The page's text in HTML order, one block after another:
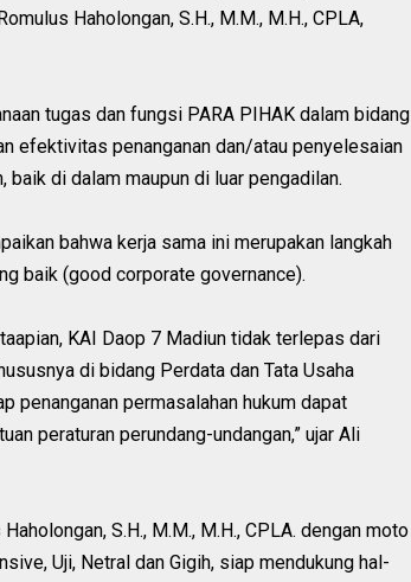
Haholongan, S.H., M.M., M.H., CPLA,
tugas dan fungsi PARA PIHAK dalam bidang
efektivitas penanganan dan/atau penyelesaian
baik di dalam maupun di luar pengadilan.
bahwa kerja sama ini merupakan langkah
baik (good corporate governance).
KAI Daop 7 Madiun tidak terlepas dari
di bidang Perdata dan Tata Usaha
penanganan permasalahan hukum dapat
peraturan perundang-undangan,” ujar Ali
S.H., M.M., M.H., CPLA. dengan moto
Uji, Netral dan Gigih, siap mendukung hal-